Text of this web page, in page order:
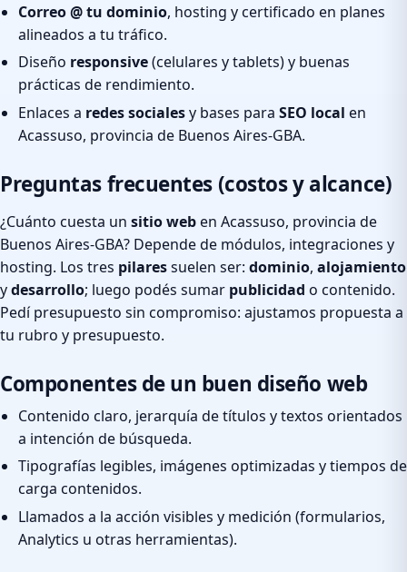
Correo @ tu dominio, hosting y certificado en planes
alineados a tu tráfico.
Diseño responsive(celulares y tablets) y buenas
prácticas de rendimiento.
Enlaces a redes socialesy bases para SEO local en
Acassuso, provincia de Buenos Aires-GBA.
Preguntas frecuentes (costos y alcance)
¿Cuánto cuesta un sitio weben Acassuso, provincia de
Buenos Aires-GBA? Depende de módulos, integraciones y
hosting. Los tres pilaressuelen ser: dominio, alojamiento
ydesarrollo; luego podés sumar publicidad o contenido.
Pedí presupuesto sin compromiso: ajustamos propuesta a
tu rubro y presupuesto.
Componentes de un buen diseño web
Contenido claro, jerarquía de títulos y textos orientados
a intención de búsqueda.
Tipografías legibles, imágenes optimizadas y tiempos de
carga contenidos.
Llamados a la acción visibles y medición (formularios,
Analytics u otras herramientas).